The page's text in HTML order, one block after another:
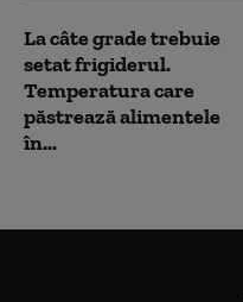
La câte grade trebuie
setat frigiderul.
Temperatura care
păstrează alimentele
în...